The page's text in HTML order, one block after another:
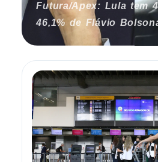
Futura/Apex: Lula tem
46,1% de Flávio